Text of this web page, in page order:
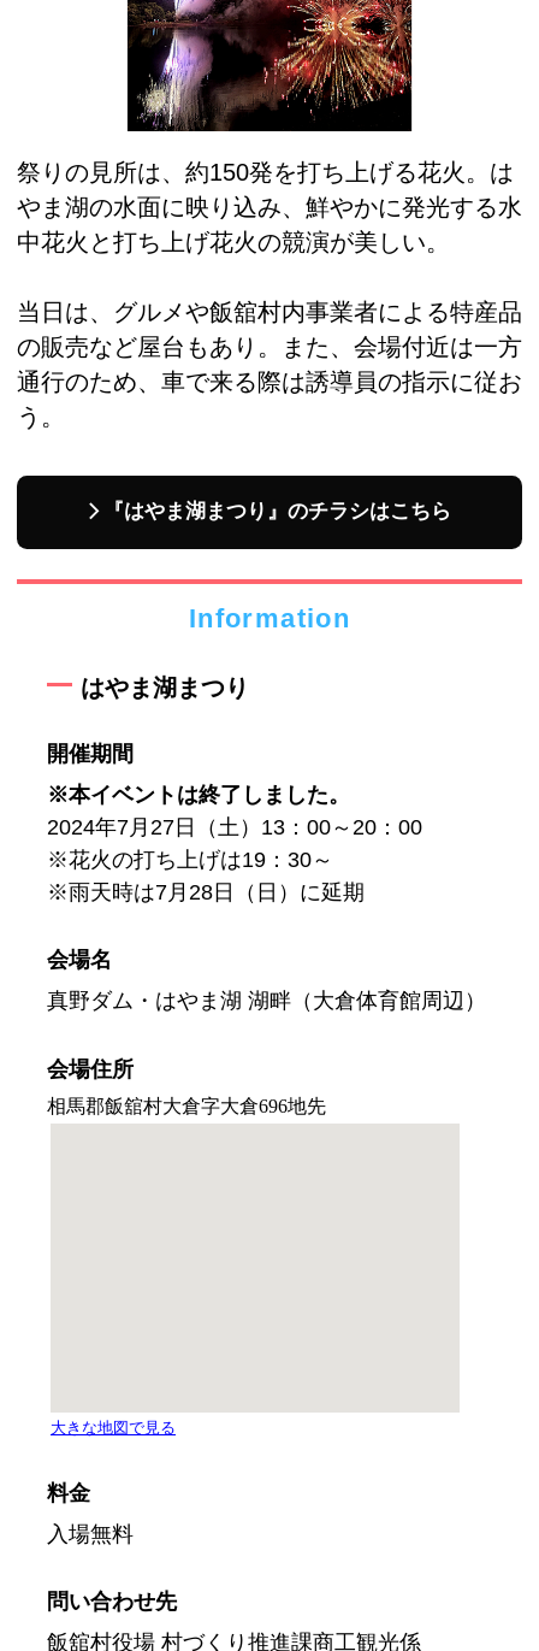
祭りの見所は、約150発を打ち上げる花火。は
やま湖の水面に映り込み、鮮やかに発光する水
中花火と打ち上げ花火の競演が美しい。
当日は、グルメや飯舘村内事業者による特産品
の販売など屋台もあり。また、会場付近は一方
通行のため、車で来る際は誘導員の指示に従お
う。
『はやま湖まつり』のチラシはこちら
Information
はやま湖まつり
開催期間
※本イベントは終了しました。
2024年7月27日（土）13：00～20：00
※花火の打ち上げは19：30～
※雨天時は7月28日（日）に延期
会場名
真野ダム・はやま湖 湖畔（大倉体育館周辺）
会場住所
料金
入場無料
問い合わせ先
飯舘村役場 村づくり推進課商工観光係